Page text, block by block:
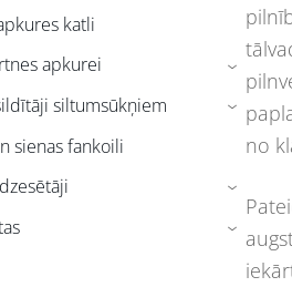
katli
apkurei
›
siltumsūkņiem ›
sienas fankoili
›
›
no